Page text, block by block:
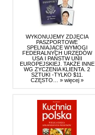
WYKONUJEMY ZDJĘCIA
PASZPORTOWE
SPELNIAJĄCE WYMOGI
FEDERALNYCH URZĘDÓW
USA I PAŃSTW UNII
EUROPEJSKIEJ. TAKŻE INNE
WG ZYCZENIA KLIENTA. 2
SZTUKI -TYLKO $11.
CZĘSTO… » więcej »